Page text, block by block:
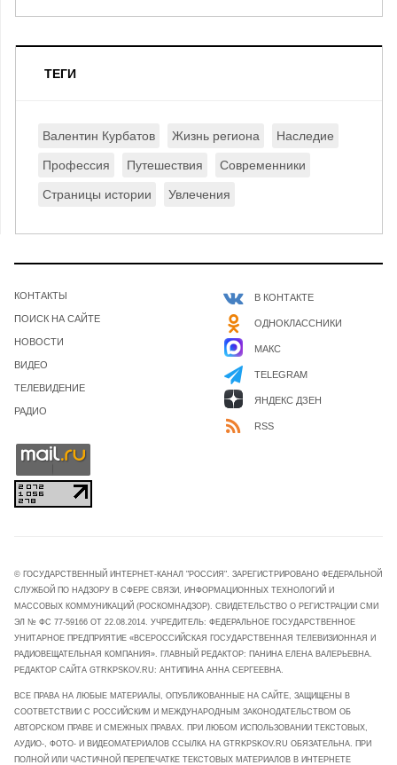
ТЕГИ
Валентин Курбатов Жизнь региона Наследие
Профессия Путешествия Современники
Страницы истории Увлечения
КОНТАКТЫ
ПОИСК НА САЙТЕ
НОВОСТИ
ВИДЕО
ТЕЛЕВИДЕНИЕ
РАДИО
В КОНТАКТЕ
ОДНОКЛАССНИКИ
МАКС
TELEGRAM
ЯНДЕКС ДЗЕН
RSS
© ГОСУДАРСТВЕННЫЙ ИНТЕРНЕТ-КАНАЛ "РОССИЯ". ЗАРЕГИСТРИРОВАНО ФЕДЕРАЛЬНОЙ
СЛУЖБОЙ ПО НАДЗОРУ В СФЕРЕ СВЯЗИ, ИНФОРМАЦИОННЫХ ТЕХНОЛОГИЙ И
МАССОВЫХ КОММУНИКАЦИЙ (РОСКОМНАДЗОР). СВИДЕТЕЛЬСТВО О РЕГИСТРАЦИИ СМИ
ЭЛ № ФС 77-59166 ОТ 22.08.2014. УЧРЕДИТЕЛЬ: ФЕДЕРАЛЬНОЕ ГОСУДАРСТВЕННОЕ
УНИТАРНОЕ ПРЕДПРИЯТИЕ «ВСЕРОССИЙСКАЯ ГОСУДАРСТВЕННАЯ ТЕЛЕВИЗИОННАЯ И
РАДИОВЕЩАТЕЛЬНАЯ КОМПАНИЯ». ГЛАВНЫЙ РЕДАКТОР: ПАНИНА ЕЛЕНА ВАЛЕРЬЕВНА.
РЕДАКТОР САЙТА GTRKPSKOV.RU: АНТИПИНА АННА СЕРГЕЕВНА.
ВСЕ ПРАВА НА ЛЮБЫЕ МАТЕРИАЛЫ, ОПУБЛИКОВАННЫЕ НА САЙТЕ, ЗАЩИЩЕНЫ В
СООТВЕТСТВИИ С РОССИЙСКИМ И МЕЖДУНАРОДНЫМ ЗАКОНОДАТЕЛЬСТВОМ ОБ
АВТОРСКОМ ПРАВЕ И СМЕЖНЫХ ПРАВАХ. ПРИ ЛЮБОМ ИСПОЛЬЗОВАНИИ ТЕКСТОВЫХ,
АУДИО-, ФОТО- И ВИДЕОМАТЕРИАЛОВ ССЫЛКА НА GTRKPSKOV.RU ОБЯЗАТЕЛЬНА. ПРИ
ПОЛНОЙ ИЛИ ЧАСТИЧНОЙ ПЕРЕПЕЧАТКЕ ТЕКСТОВЫХ МАТЕРИАЛОВ В ИНТЕРНЕТЕ